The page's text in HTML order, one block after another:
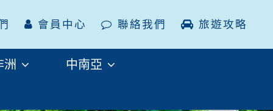
會員中心 聯絡我們 旅遊攻略
洲 中南亞